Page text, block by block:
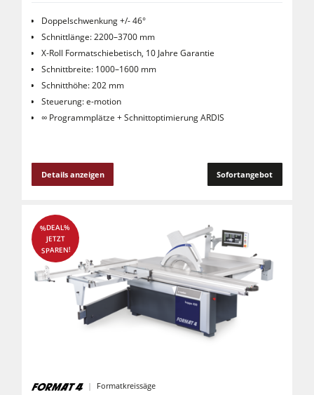
Doppelschwenkung +/- 46°
Schnittlänge: 2200–3700 mm
X-Roll Formatschiebetisch, 10 Jahre Garantie
Schnittbreite: 1000–1600 mm
Schnitthöhe: 202 mm
Steuerung: e-motion
∞ Programmplätze + Schnittoptimierung ARDIS
Details anzeigen Sofortangebot
%DEAL%
JETZT
SPAREN!
Formatkreissäge